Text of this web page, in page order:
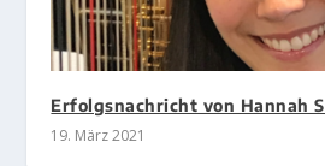
Erfolgsnachricht von Hannah
19. März 2021